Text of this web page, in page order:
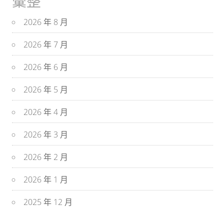
2026 年 8 月
2026 年 7 月
2026 年 6 月
2026 年 5 月
2026 年 4 月
2026 年 3 月
2026 年 2 月
2026 年 1 月
2025 年 12 月